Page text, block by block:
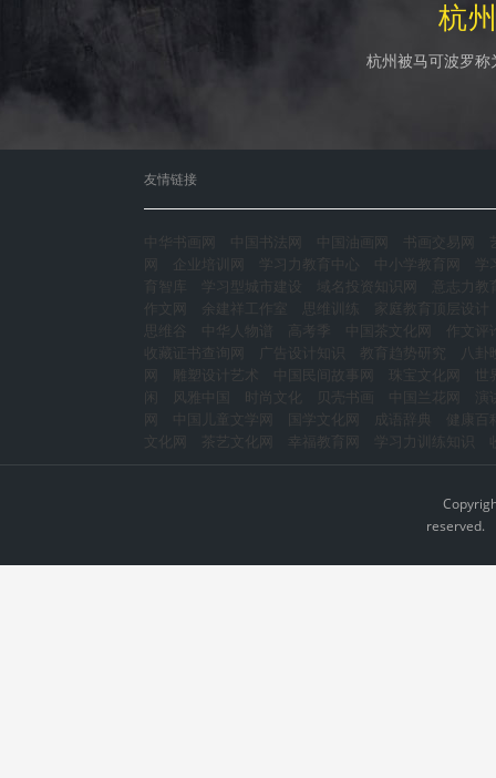
杭
杭州被马可波罗
友情链接
中华书画网 中国书法网 中国油画网 书画交易网
网
企业培训网 学习力教育中心 中小学教育网
育智库
学习型城市建设 域名投资知识网
意志力教
作文网
余建祥工作室 思维训练
家庭教育顶层设计
思维谷
中华人物谱 高考季 中国茶文化网
作文评
收藏证书查询网
广告设计知识 教育趋势研究
八卦
网
雕塑设计艺术 中国民间故事网 珠宝文化网
世
闲
风雅中国 时尚文化 贝壳书画 中国兰花网
网
中国儿童文学网 国学文化网 成语辞典
健康百
文化网
茶艺文化网 幸福教育网 学习力训练知识